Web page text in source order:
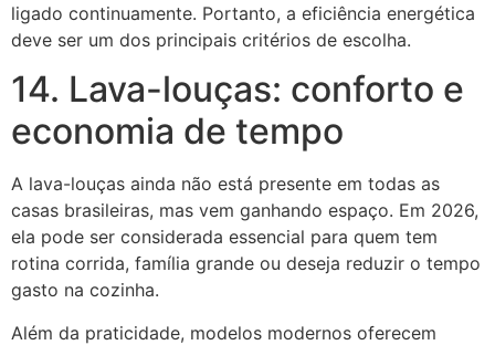
ligado continuamente. Portanto, a eficiência energética
deve ser um dos principais critérios de escolha.
14. Lava-louças: conforto e
economia de tempo
A lava-louças ainda não está presente em todas as
casas brasileiras, mas vem ganhando espaço. Em 2026,
ela pode ser considerada essencial para quem tem
rotina corrida, família grande ou deseja reduzir o tempo
gasto na cozinha.
Além da praticidade, modelos modernos oferecem